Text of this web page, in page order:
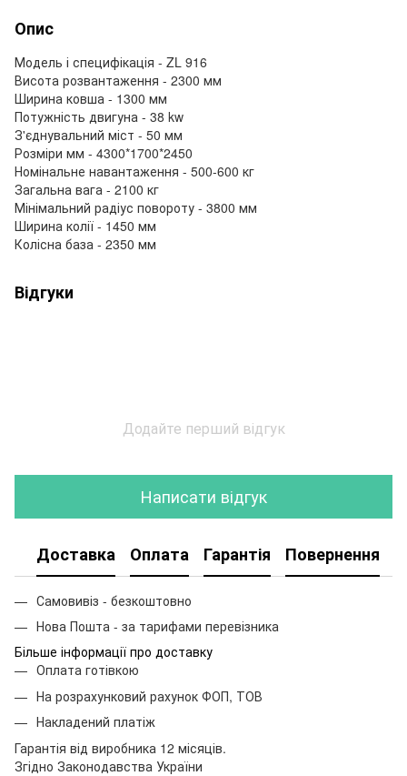
Опис
Модель і специфікація - ZL 916
Висота розвантаження - 2300 мм
Ширина ковша - 1300 мм
Потужність двигуна - 38 kw
З'єднувальний міст - 50 мм
Розміри мм - 4300*1700*2450
Номінальне навантаження - 500-600 кг
Загальна вага - 2100 кг
Мінімальний радіус повороту - 3800 мм
Ширина колії - 1450 мм
Колісна база - 2350 мм
Відгуки
Додайте перший відгук
Написати відгук
Доставка Оплата Гарантія Повернення
Самовивіз - безкоштовно
Нова Пошта - за тарифами перевізника
Більше інформації про доставку
Оплата готівкою
На розрахунковий рахунок ФОП, ТОВ
Накладений платіж
Гарантія від виробника 12 місяців.
Згідно Законодавства України